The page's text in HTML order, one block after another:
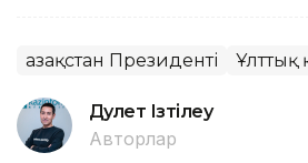
Қазақстан Президенті Ұлттық
Дәулет Ізтілеу
Авторлар